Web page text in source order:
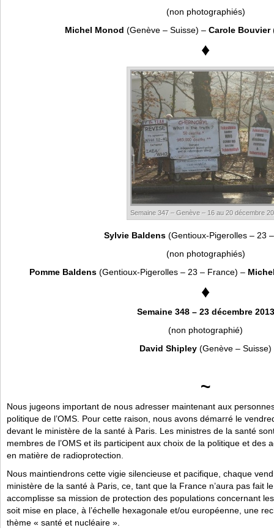
(non photographiés)
Michel Monod (Genève – Suisse) – Carole Bouvier
♦
Semaine 347 – Genève – 16 au 20 décembre
Sylvie Baldens (Gentioux-Pigerolles – 23
(non photographiés)
Pomme Baldens (Gentioux-Pigerolles – 23 – France) –
♦
Semaine 348 – 23 décembre 2013
(non photographié)
David Shipley (Genève – Suisse)
~
Nous jugeons important de nous adresser maintenant aux
politique de l’OMS. Pour cette raison, nous avons démarré le
devant le ministère de la santé à Paris. Les ministres de la santé
membres de l’OMS et ils participent aux choix de la politique et des
en matière de radioprotection.
Nous maintiendrons cette vigie silencieuse et pacifique, chaque
ministère de la santé à Paris, ce, tant que la France n’aura pas fait
accomplisse sa mission de protection des populations concernant
soit mise en place, à l’échelle hexagonale et/ou européenne, une
thème « santé et nucléaire ».